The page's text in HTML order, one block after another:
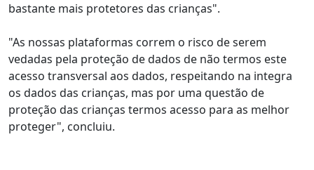
bastante mais protetores das crianças".
"As nossas plataformas correm o risco de serem
vedadas pela proteção de dados de não termos este
acesso transversal aos dados, respeitando na integra
os dados das crianças, mas por uma questão de
proteção das crianças termos acesso para as melhor
proteger", concluiu.